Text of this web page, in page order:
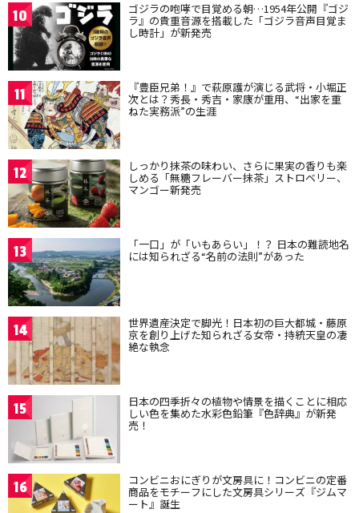
10 ゴジラの咆哮で目覚める朝…1954年公開『ゴジ
ラ』の貴重音源を搭載した「ゴジラ音声目覚ま
し時計」が新発売
11 『豊臣兄弟！』で萩原護が演じる武将・小堀正
次とは？秀長・秀吉・家康が重用、“出家を重
ねた実務派”の生涯
12 しっかり抹茶の味わい、さらに果実の香りも楽
しめる「無糖フレーバー抹茶」ストロベリー、
マンゴー新発売
13 「一口」が「いもあらい」！？ 日本の難読地名
には知られざる“名前の法則”があった
14 世界遺産決定で脚光！日本初の巨大都城・藤原
京を創り上げた知られざる女帝・持統天皇の凄
絶な執念
15 日本の四季折々の植物や情景を描くことに相応
しい色を集めた水彩色鉛筆『色辞典』が新発
売！
16 コンビニおにぎりが文房具に！コンビニの定番
商品をモチーフにした文房具シリーズ『ジムマ
ート』誕生